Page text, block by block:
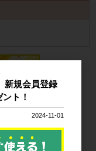
新規会員登録
ト！
2024-11-01